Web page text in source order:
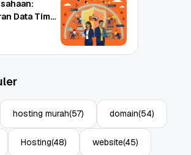
Data Tim
hosting murah(57) domain(54)
Hosting(48) website(45)